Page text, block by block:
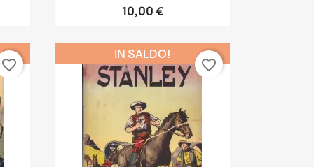
10,00 €
favorite_border
IN SALDO!
favorite_border